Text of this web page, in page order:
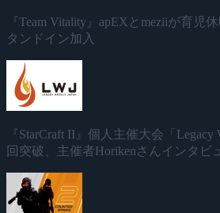
『Team Vitality』apEXとmeziiが育児
タンドイン加入
『StarCraft II』個人主催大会「Legacy
回突破、主催者Horikenさんインタビ